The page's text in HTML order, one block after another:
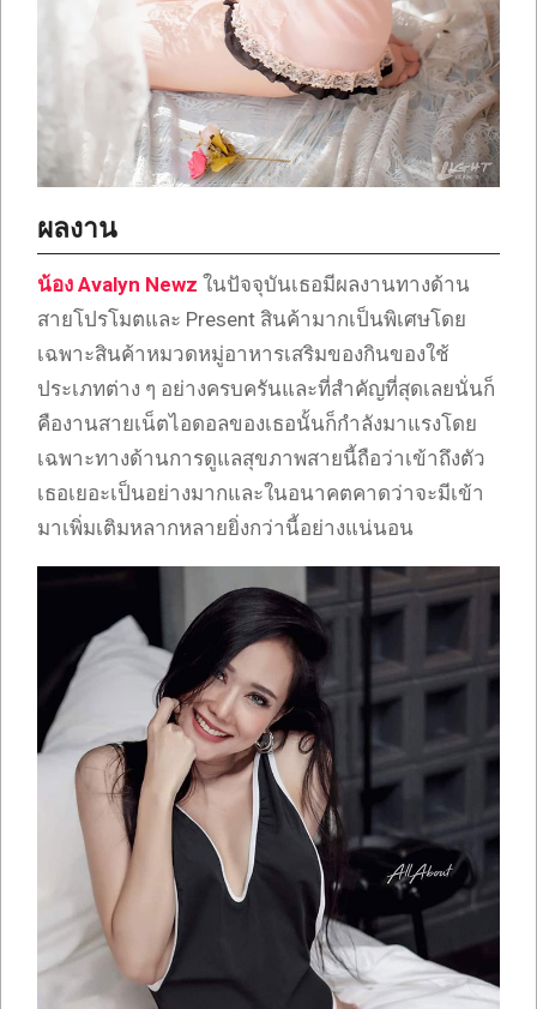
ผลงาน
น้อง Avalyn Newz ในปัจจุบันเธอมีผลงานทางด้าน
สายโปรโมตและ Present สินค้ามากเป็นพิเศษโดย
เฉพาะสินค้าหมวดหมู่อาหารเสริมของกินของใช้
ประเภทต่าง ๆ อย่างครบครันและที่สำคัญที่สุดเลยนั่นก็
คืองานสายเน็ตไอดอลของเธอนั้นก็กำลังมาแรงโดย
เฉพาะทางด้านการดูแลสุขภาพสายนี้ถือว่าเข้าถึงตัว
เธอเยอะเป็นอย่างมากและในอนาคตคาดว่าจะมีเข้า
มาเพิ่มเติมหลากหลายยิ่งกว่านี้อย่างแน่นอน